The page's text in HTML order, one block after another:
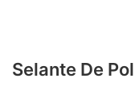
Selante De